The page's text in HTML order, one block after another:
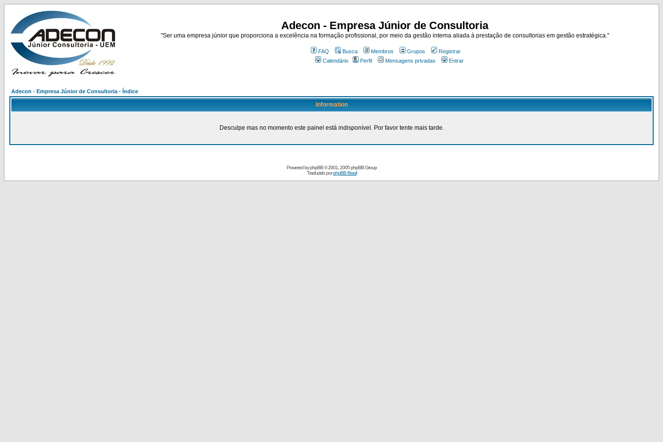
Adecon - Empresa Júnior de Consultoria
"Ser uma empresa júnior que proporciona a excelência na formação profissional, por meio da gestão interna aliada à prestação de consultorias em gestão estratégica."
FAQ Busca Membros Grupos
Registrar
Calendário
Perfil Mensagens privadas Entrar
Adecon - Empresa Júnior de Consultoria - Índice
Information
Desculpe mas no momento este painel está indisponível. Por favor tente mais tarde.
Powered byphpBB© 2001, 2005 phpBB Group
Traduzido porphpBB Brasil